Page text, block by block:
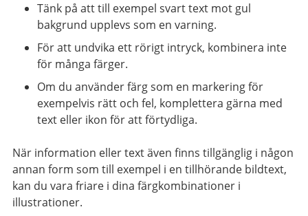
Tänk på att till exempel svart text mot gul
bakgrund upplevs som en varning.
För att undvika ett rörigt intryck, kombinera inte
för många färger.
Om du använder färg som en markering för
exempelvis rätt och fel, komplettera gärna med
text eller ikon för att förtydliga.
När information eller text även finns tillgänglig i någon
annan form som till exempel i en tillhörande bildtext,
kan du vara friare i dina färgkombinationer i
illustrationer.